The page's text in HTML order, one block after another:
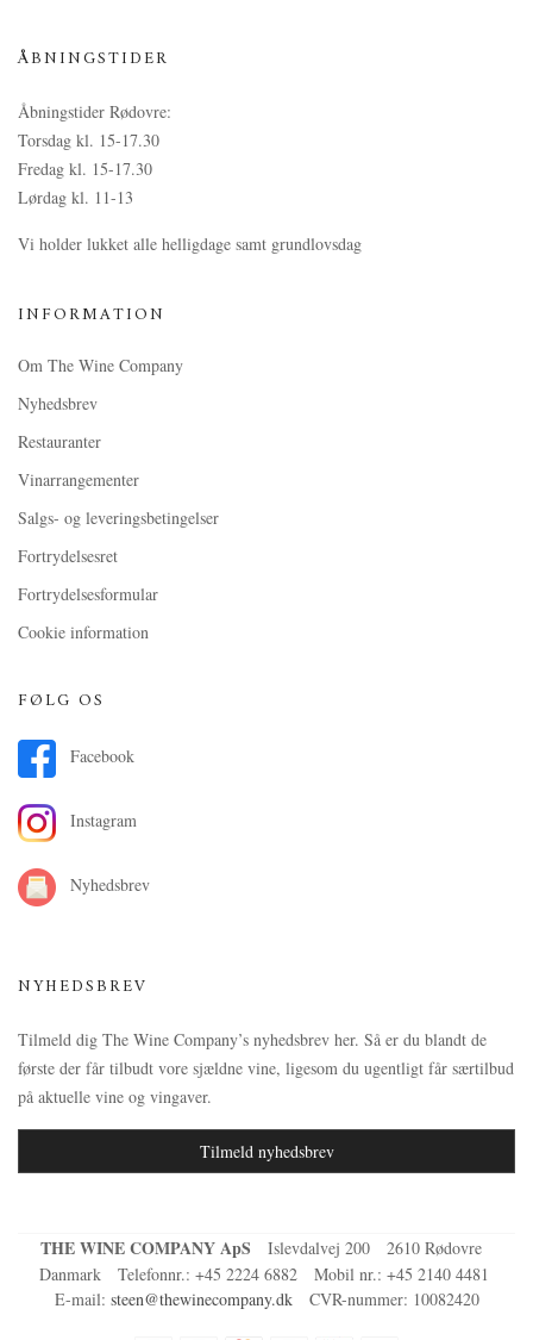
ÅBNINGSTIDER
Åbningstider Rødovre:
Torsdag kl. 15-17.30
Fredag kl. 15-17.30
Lørdag kl. 11-13
Vi holder lukket alle helligdage samt grundlovsdag
INFORMATION
Om The Wine Company
Nyhedsbrev
Restauranter
Vinarrangementer
Salgs- og leveringsbetingelser
Fortrydelsesret
Fortrydelsesformular
Cookie information
FØLG OS
Facebook
Instagram
Nyhedsbrev
NYHEDSBREV
Tilmeld dig The Wine Company’s nyhedsbrev her. Så er du blandt de
første der får tilbudt vore sjældne vine, ligesom du ugentligt får særtilbud
på aktuelle vine og vingaver.
Tilmeld nyhedsbrev
THE WINE COMPANY ApS Islevdalvej 200
2610 Rødovre
Danmark
Telefonnr.: +45 2224 6882 Mobil nr.: +45 2140 4481
E-mail: steen@thewinecompany.dk CVR-nummer: 10082420